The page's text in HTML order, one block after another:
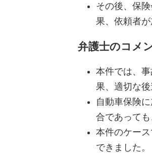
その後、保
果、依頼者
弁護士のコメ
本件では、
果、適切な
自動車保険
合であって
本件のケー
できました。